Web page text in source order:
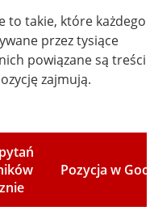
to takie, które każdego
przez tysiące
powiązane są treści
zajmują.
Pozycja w